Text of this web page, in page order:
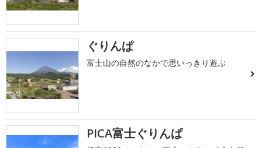
ぐりんぱ
富士山の自然のなかで思いっきり遊ぶ
PICA富士ぐりんぱ